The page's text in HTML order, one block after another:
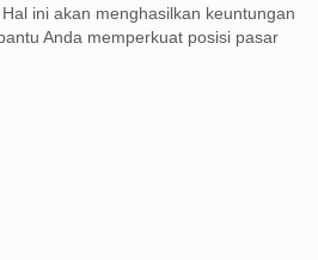
ini akan menghasilkan keuntungan
Anda memperkuat posisi pasar